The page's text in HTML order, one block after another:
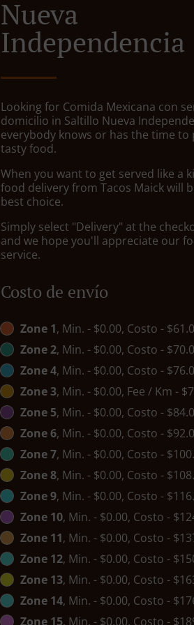
Nueva
Independencia
Looking for Comida Mexicana con
domicilio in Saltillo Nueva
everybody knows or has the time to
tasty food.
When you want to get served like a
food delivery from Tacos Maick will
best choice.
Simply select "Delivery" at the
and we hope you'll appreciate our
service.
Costo de envío
Zone 1, Min. - $0.00, Costo -
Zone 2, Min. - $0.00, Costo -
Zone 4, Min. - $0.00, Costo -
Zone 3, Min. - $0.00, Fee / Km -
Zone 5, Min. - $0.00, Costo -
Zone 6, Min. - $0.00, Costo -
Zone 7, Min. - $0.00, Costo -
Zone 8, Min. - $0.00, Costo -
Zone 9, Min. - $0.00, Costo -
Zone 10, Min. - $0.00, Costo -
Zone 11, Min. - $0.00, Costo -
Zone 12, Min. - $0.00, Costo -
Zone 13, Min. - $0.00, Costo -
Zone 14, Min. - $0.00, Costo -
Zone 15, Min. - $0.00, Costo -